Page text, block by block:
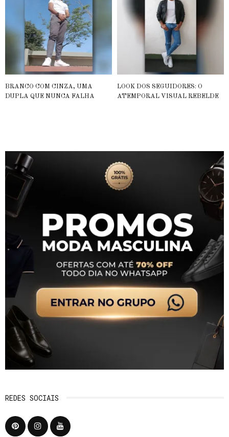
BRANCO COM CINZA, UMA
DUPLA QUE NUNCA FALHA
LOOK DOS SEGUIDORES: O
ATEMPORAL VISUAL REBELDE
REDES SOCIAIS